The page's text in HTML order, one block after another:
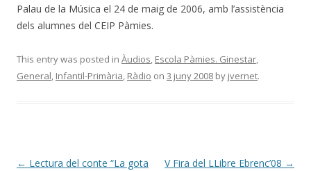
Palau de la Música el 24 de maig de 2006, amb l’assistència
dels alumnes del CEIP Pàmies.
This entry was posted in Àudios, Escola Pàmies. Ginestar,
General, Infantil-Primària, Ràdio on 3 juny 2008 by jvernet.
Post
← Lectura del conte “La gota
V Fira del LLibre Ebrenc’08 →